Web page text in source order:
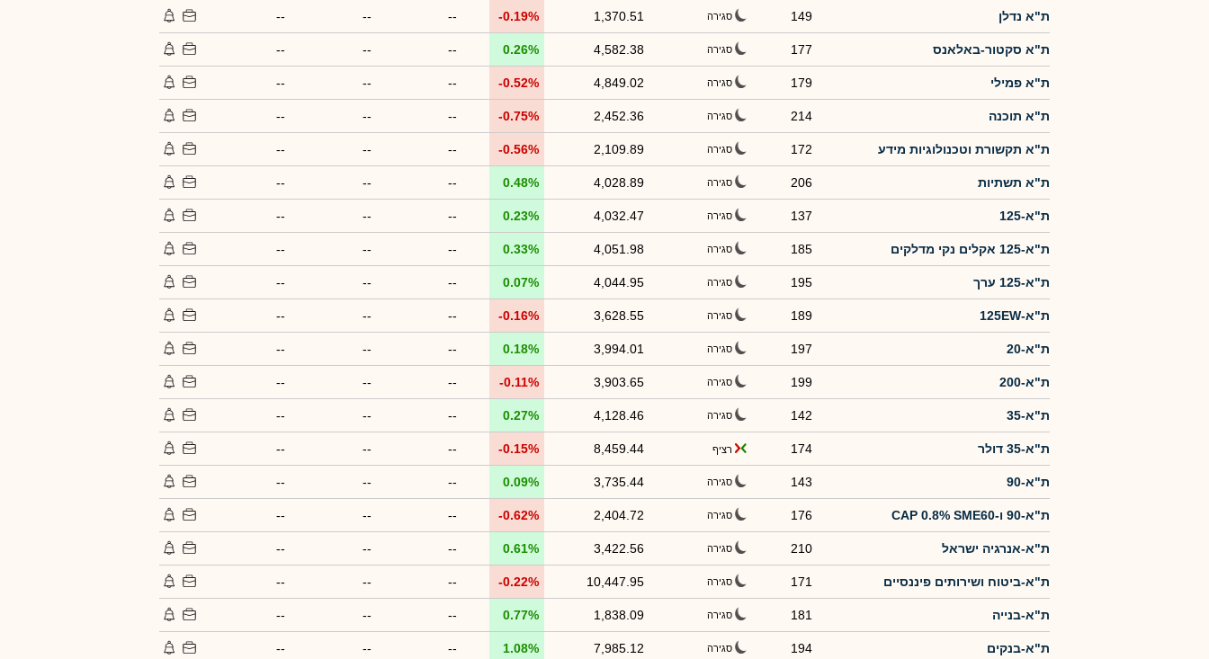
ת"א נדלן 149 סגירה 1,370.51
-0.19%
--
--
--
ת"א סקטור-באלאנס 177 סגירה 4,582.38
0.26%
--
--
--
ת"א פמילי 179 סגירה 4,849.02
-0.52%
--
--
--
ת"א תוכנה 214 סגירה 2,452.36
-0.75%
--
--
--
ת"א תקשורת וטכנולוגיות מידע 172 סגירה 2,109.89
-0.56%
--
--
--
ת"א תשתיות 206 סגירה 4,028.89
0.48%
--
--
--
ת"א-125 137 סגירה 4,032.47
0.23%
--
--
--
ת"א-125 אקלים נקי מדלקים 185 סגירה 4,051.98
0.33%
--
--
--
ת"א-125 ערך 195 סגירה 4,044.95
0.07%
--
--
--
ת"א-125EW 189 סגירה 3,628.55
-0.16%
--
--
--
ת"א-20 197 סגירה 3,994.01
0.18%
--
--
--
ת"א-200 199 סגירה 3,903.65
-0.11%
--
--
--
ת"א-35 142 סגירה 4,128.46
0.27%
--
--
--
ת"א-35 דולר 174 רציף 8,459.44
-0.15%
--
--
--
ת"א-90 143 סגירה 3,735.44
0.09%
--
--
--
ת"א-90 ו-CAP 0.8% SME60 176 סגירה 2,404.72
-0.62%
--
--
--
ת"א-אנרגיה ישראל 210 סגירה 3,422.56
0.61%
--
--
--
ת"א-ביטוח ושירותים פיננסיים 171 סגירה 10,447.95
-0.22%
--
--
--
ת"א-בנייה 181 סגירה 1,838.09
0.77%
--
--
--
ת"א-בנקים 194 סגירה 7,985.12
1.08%
--
--
--